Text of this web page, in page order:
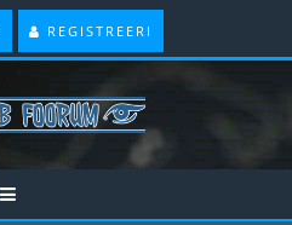
REGISTREERI